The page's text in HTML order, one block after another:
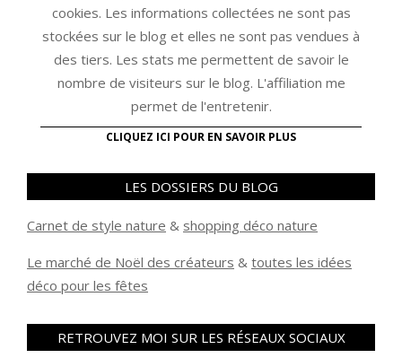
cookies. Les informations collectées ne sont pas
stockées sur le blog et elles ne sont pas vendues à
des tiers. Les stats me permettent de savoir le
nombre de visiteurs sur le blog. L'affiliation me
permet de l'entretenir.
CLIQUEZ ICI POUR EN SAVOIR PLUS
LES DOSSIERS DU BLOG
Carnet de style nature & shopping déco nature
Le marché de Noël des créateurs & toutes les idées
déco pour les fêtes
RETROUVEZ MOI SUR LES RÉSEAUX SOCIAUX